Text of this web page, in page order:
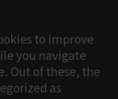
to improve
you navigate
Out of these, the
as